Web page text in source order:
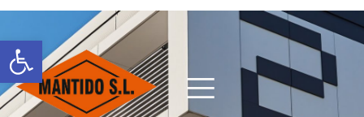
Abrir barra de herramientas